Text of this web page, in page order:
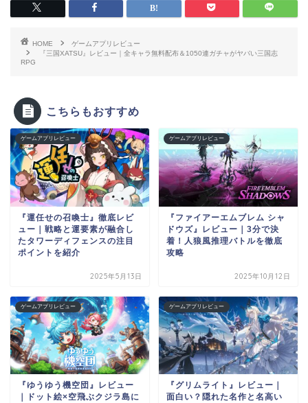
HOME
ゲームアプリレビュー
『三国XATSU』レビュー｜全キャラ無料配布＆1050連ガチャがヤバい三国志
RPG
こちらもおすすめ
ゲームアプリレビュー
『運任せの召喚士』徹底レビ
ュー｜戦略と運要素が融合し
たタワーディフェンスの注目
ポイントを紹介
2025年5月13日
ゲームアプリレビュー
『ファイアーエムブレム シャ
ドウズ』レビュー｜3分で決
着！人狼風推理バトルを徹底
攻略
2025年10月12日
ゲームアプリレビュー
『ゆうゆう機空団』レビュー
｜ドット絵×空飛ぶクジラ島に
ゲームアプリレビュー
『グリムライト』レビュー｜
面白い？隠れた名作と名高い